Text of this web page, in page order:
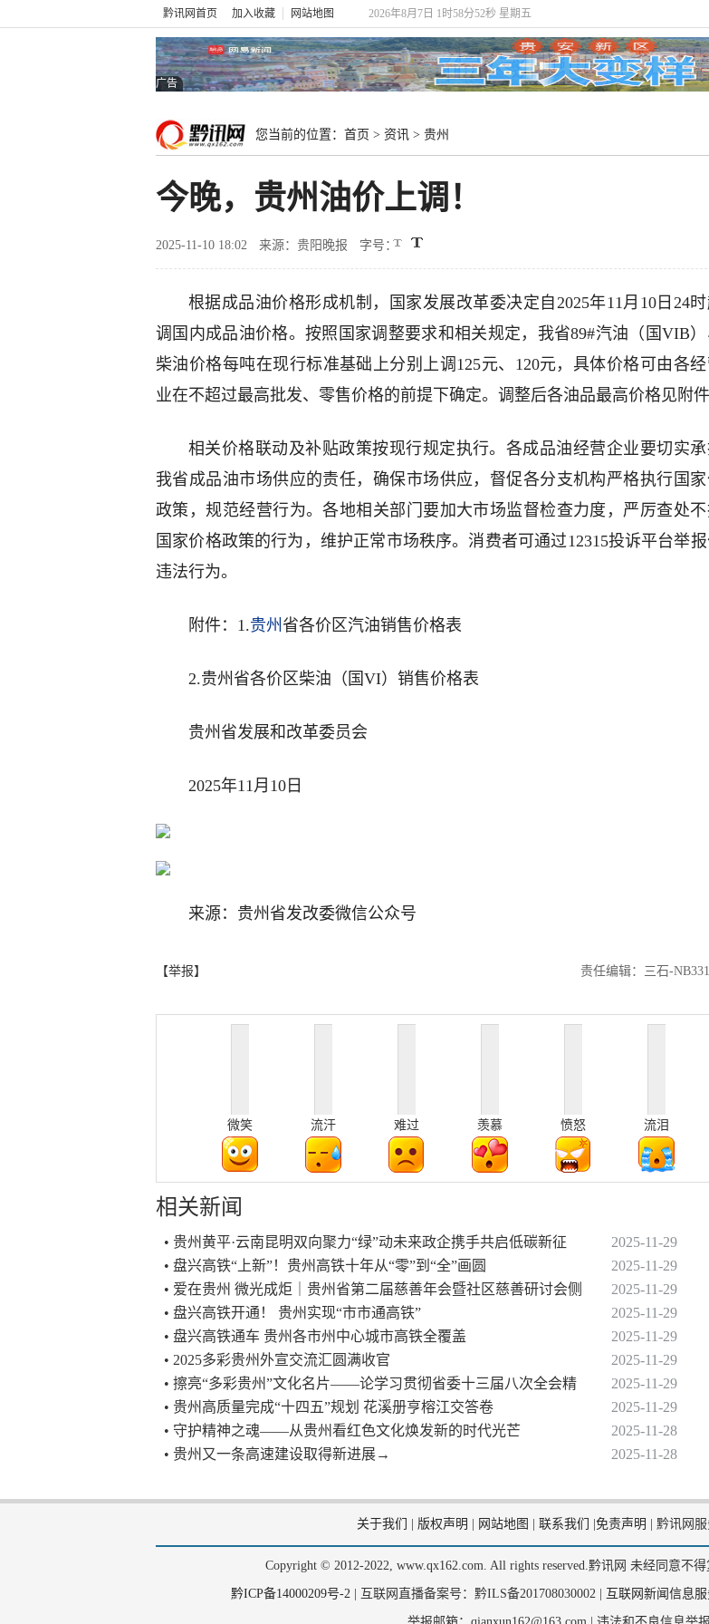
黔讯网首页 加入收藏 网站地图 2026年8月7日 1时58分53秒 星期五
广告
您当前的位置： 首页 > 资讯 > 贵州
今晚，贵州油价上调！
2025-11-10 18:02 来源：贵阳晚报 字号：
根据成品油价格形成机制，国家发展改革委决定自2025年11月10日24
调国内成品油价格。按照国家调整要求和相关规定，我省89#汽油（国VIB）
柴油价格每吨在现行标准基础上分别上调125元、120元，具体价格可由各
业在不超过最高批发、零售价格的前提下确定。调整后各油品最高价格见附件
相关价格联动及补贴政策按现行规定执行。各成品油经营企业要切实
我省成品油市场供应的责任，确保市场供应，督促各分支机构严格执行国
政策，规范经营行为。各地相关部门要加大市场监督检查力度，严厉查处
国家价格政策的行为，维护正常市场秩序。消费者可通过12315投诉平台举
违法行为。
附件：1.贵州 省各价区汽油销售价格表
2.贵州省各价区柴油（国VI）销售价格表
贵州省发展和改革委员会
2025年11月10日
来源：贵州省发改委微信公众号
【举报】 责任编辑：三石-
微笑 流汗 难过 羡慕 愤怒 流泪
相关新闻
• 贵州黄平·云南昆明双向聚力“绿”动未来政企携手共启低碳新征
2025-11-29
• 盘兴高铁“上新”！贵州高铁十年从“零”到“全”画圆
2025-11-29
• 爱在贵州 微光成炬｜贵州省第二届慈善年会暨社区慈善研讨会侧
2025-11-29
• 盘兴高铁开通！ 贵州实现“市市通高铁”
2025-11-29
• 盘兴高铁通车 贵州各市州中心城市高铁全覆盖
2025-11-29
• 2025多彩贵州外宣交流汇圆满收官
2025-11-29
• 擦亮“多彩贵州”文化名片——论学习贯彻省委十三届八次全会精
2025-11-29
• 贵州高质量完成“十四五”规划 花溪册亨榕江交答卷
2025-11-29
• 守护精神之魂——从贵州看红色文化焕发新的时代光芒
2025-11-28
• 贵州又一条高速建设取得新进展→
2025-11-28
关于我们 版权声明 网站地图 联系我们 免责声明 黔讯网服
Copyright © 2012-2022, www.qx162.com. All rights reserved.黔讯网 未经同意不得
黔ICP备14000209号-2| 互联网直播备案号：黔ILS备201708030002 | 互联网新闻信息